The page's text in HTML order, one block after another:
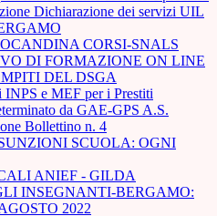
Dichiarazione dei servizi UIL
CORSI-SNALS
DI FORMAZIONE ON LINE
DEL DSGA
e MEF per i Prestiti
da GAE-GPS A.S.
Bollettino n. 4
SCUOLA: OGNI
ANIEF - GILDA
INSEGNANTI-BERGAMO:
2022